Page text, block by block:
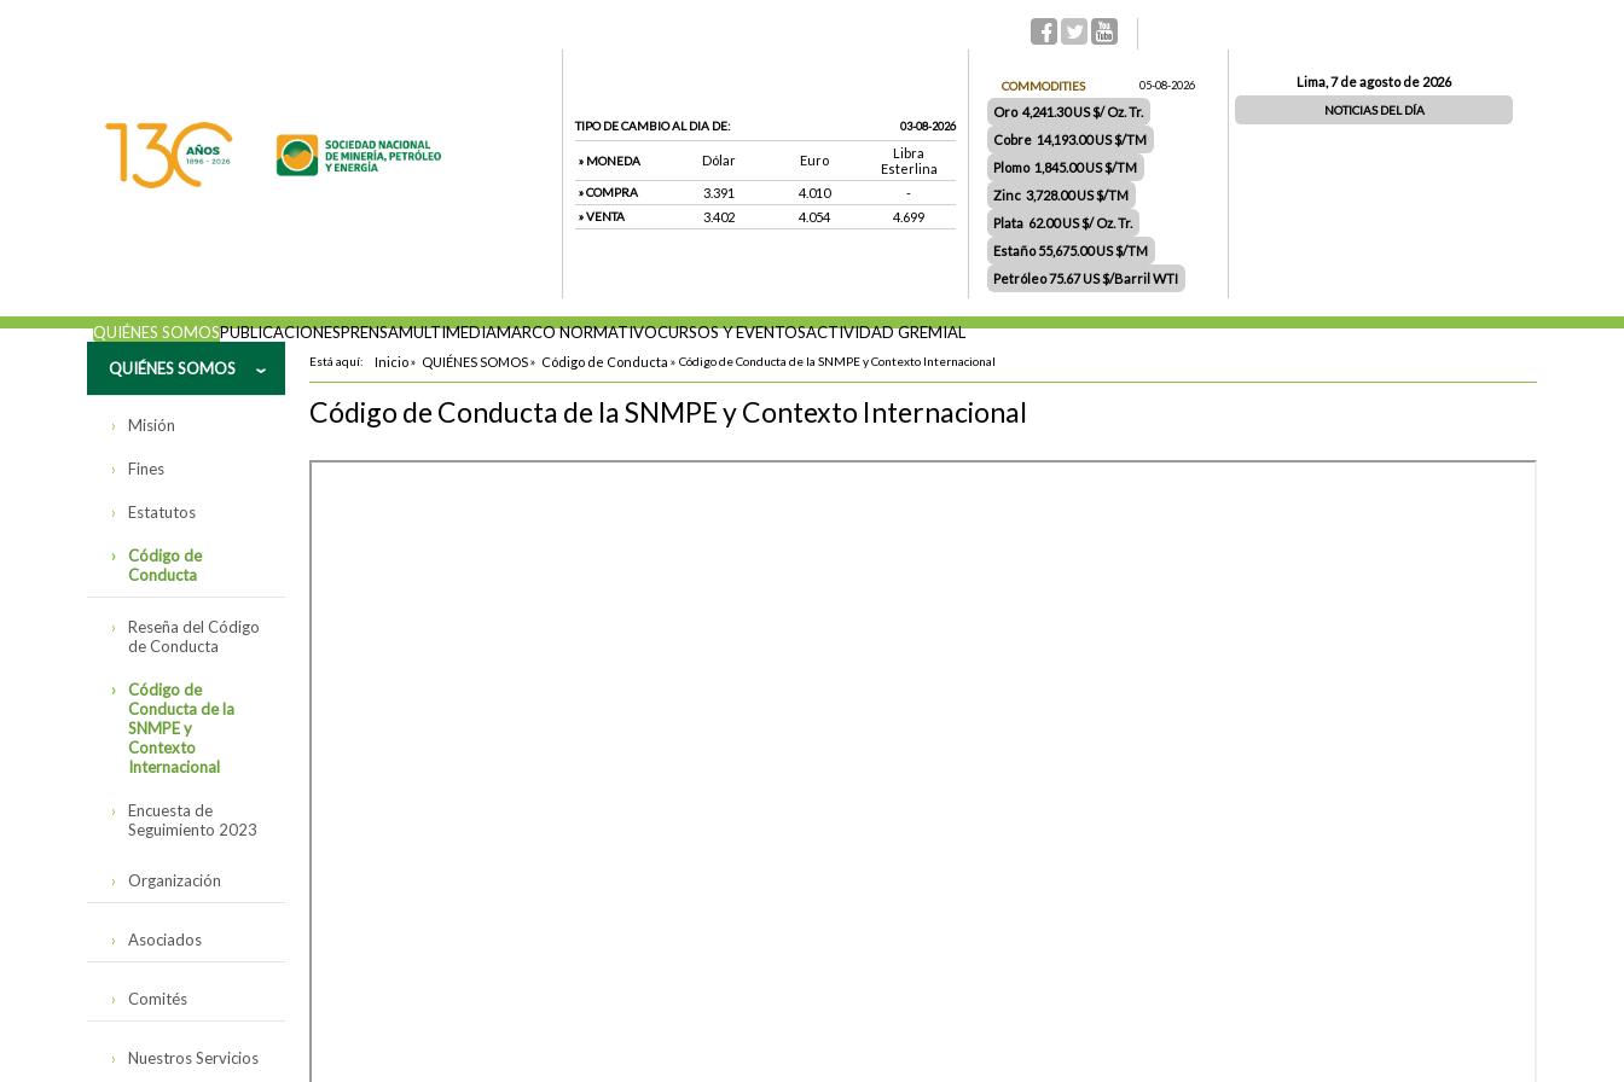
TIPO DE CAMBIO AL DIA DE: 03-08-2026
» MONEDA Dólar Euro
Libra
Esterlina
» COMPRA 3.391 4.010 -
» VENTA 3.402 4.054 4.699
COMMODITIES 05-08-2026
Oro 4,241.30 US $/ Oz. Tr.
Cobre 14,193.00 US $/TM
Plomo 1,845.00 US $/TM
Zinc 3,728.00 US $/TM
Plata 62.00 US $/ Oz. Tr.
Estaño 55,675.00 US $/TM
Petróleo 75.67 US $/Barril WTI
Lima, 7 de agosto de 2026
NOTICIAS DEL DÍA
QUIÉNES SOMOSPUBLICACIONESPRENSAMULTIMEDIAMARCO NORMATIVOCURSOS Y EVENTOSACTIVIDAD GREMIAL
QUIÉNES SOMOS
Misión
Fines
Estatutos
Código de
Conducta
Reseña del Código
de Conducta
Código de
Conducta de la
SNMPE y
Contexto
Internacional
Encuesta de
Seguimiento 2023
Organización
Directorio
Personal SNMPE
Asociados
Minería
Comités
Estructura de
comités
Nuestros Servicios
Está aquí: Inicio» QUIÉNES SOMOS» Código de Conducta » Código de Conducta de la SNMPE y Contexto Internacional
Código de Conducta de la SNMPE y Contexto Internacional